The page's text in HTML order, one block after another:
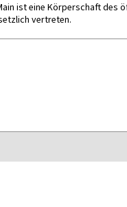
ist eine Körperschaft des
vertreten.